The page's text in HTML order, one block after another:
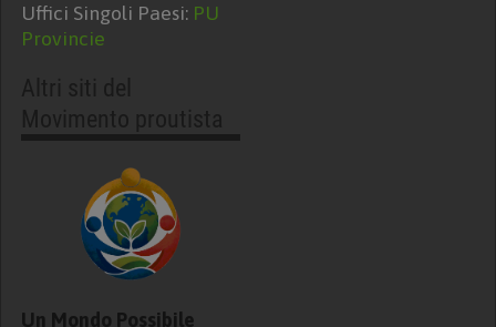
Uffici Singoli Paesi: PU
Provincie
Un Mondo Possibile